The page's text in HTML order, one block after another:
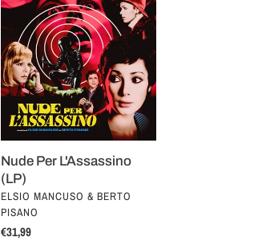
Per
L'Assassino
(LP)
Nude Per L'Assassino
(LP)
VENDOR
ELSIO MANCUSO & BERTO
PISANO
Regular
€31,99